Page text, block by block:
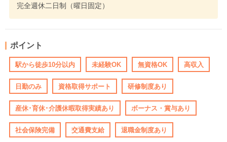
完全週休二日制（曜日固定）
ポイント
駅から徒歩10分以内 未経験OK 無資格OK 高収入
日勤のみ 資格取得サポート 研修制度あり
産休･育休･介護休暇取得実績あり ボーナス・賞与あり
社会保険完備 交通費支給 退職金制度あり